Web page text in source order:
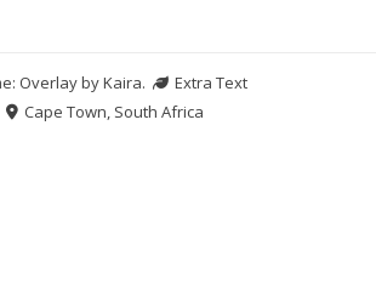
Overlay byKaira.
Extra Text
Cape Town, South Africa